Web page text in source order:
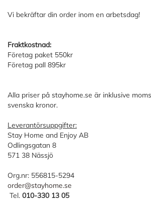
Vi bekräftar din order inom en arbetsdag!
Fraktkostnad:
Företag paket 550kr
Företag pall 895kr
Alla priser på stayhome.se är inklusive
svenska kronor.
Leverantörsuppgifter:
Stay Home and Enjoy AB
Odlingsgatan 8
571 38 Nässjö
Org.nr: 556815-5294
order@stayhome.se
Tel. 010-330 13 05